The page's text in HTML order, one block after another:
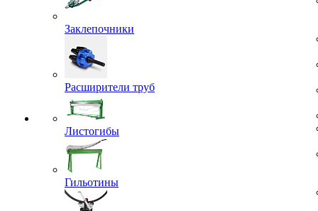
Заклепочники
Расширители труб
Листогибы
Гильотины